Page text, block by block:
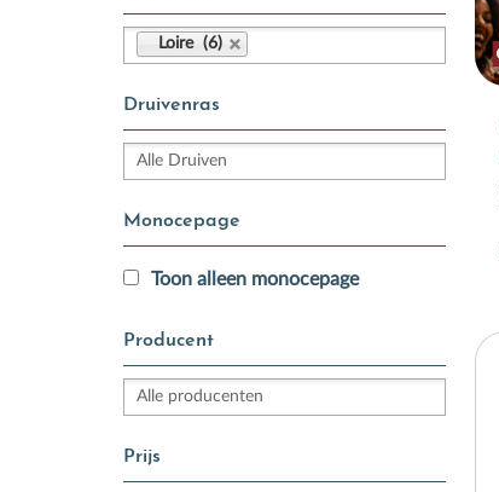
Loire (6)
Druivenras
Monocepage
Toon alleen monocepage
Producent
Prijs